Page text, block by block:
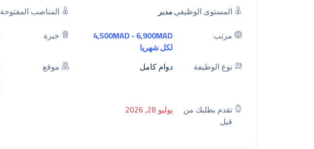
المستوى الوظيفيمدير المناصب المفتوحة
مرتب
4,500MAD - 6,900MAD
لكل شهريا
خبرة
نوع الوظيفة دوام كامل موقع
تقدم بطلبك من
قبل
يوليو 28, 2026